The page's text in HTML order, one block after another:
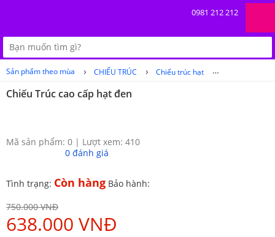
0981 212 212
Sản phẩm theo mùa › CHIẾU TRÚC › Chiếu trúc hạt ›
Chiếu Trúc cao cấp hạt đen
Mã sản phẩm: 0 | Lượt xem: 410
0 đánh giá
Tình trạng: Còn hàng Bảo hành:
750.000 VNĐ
638.000 VNĐ